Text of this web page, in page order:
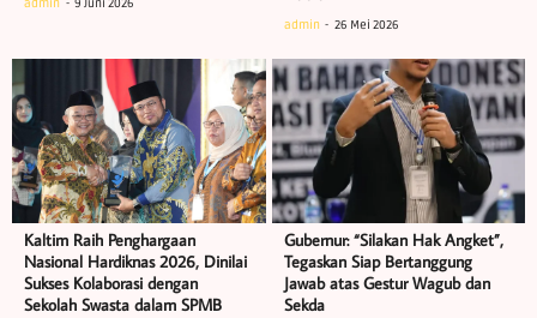
admin 9 Juni 2026
admin 26 Mei 2026
Kaltim Raih Penghargaan
Nasional Hardiknas 2026, Dinilai
Sukses Kolaborasi dengan
Sekolah Swasta dalam SPMB
Gubernur: “Silakan Hak Angket”,
Tegaskan Siap Bertanggung
Jawab atas Gestur Wagub dan
Sekda